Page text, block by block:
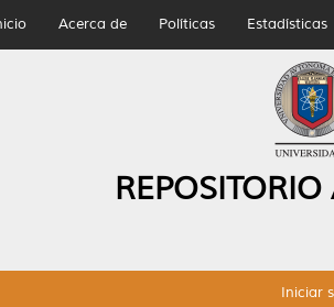
Acerca de Políticas Estadísticas
Iniciar